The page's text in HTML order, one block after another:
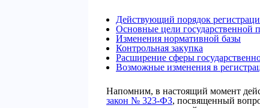
Действующий порядок
Основные цели государственной
Изменения нормативной базы
Контрольная закупка
Расширение сферы
Возможные изменения в
Напомним, в настоящий момент
закон № 323-ФЗ, посвященный